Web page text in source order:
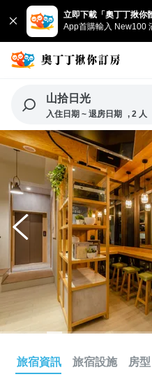
立即下載「奧丁丁揪你
App首購輸入 New100
山拾日光
入住日期 ~ 退房日期 , 2 人
旅宿資訊 旅宿設施 房型